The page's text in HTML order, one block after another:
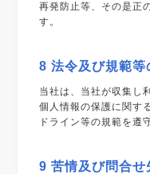
再発防止等、その是正
す。
8 法令及び規範等
当社は、当社が収集し
個人情報の保護に関す
ドライン等の規範を遵
9 苦情及び問合せ